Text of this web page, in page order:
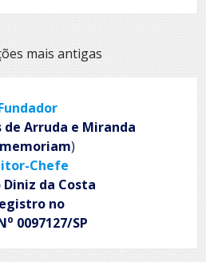
em
mar:
horizontes
mais antigas
de Arruda e Miranda
)
Chefe
Diniz da Costa
no
o 0097127/SP